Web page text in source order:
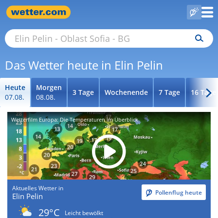
Das Wetter heute in Elin Pelin
Heute
07.08.
Morgen
08.08.
3 Tage Wochenende 7 Tage 16 Tage
Wetterfilm Europa: Die Temperaturen im Überblick
Aktuelles Wetter in
Elin Pelin Pollenflug heute
29°C
Leicht bewölkt